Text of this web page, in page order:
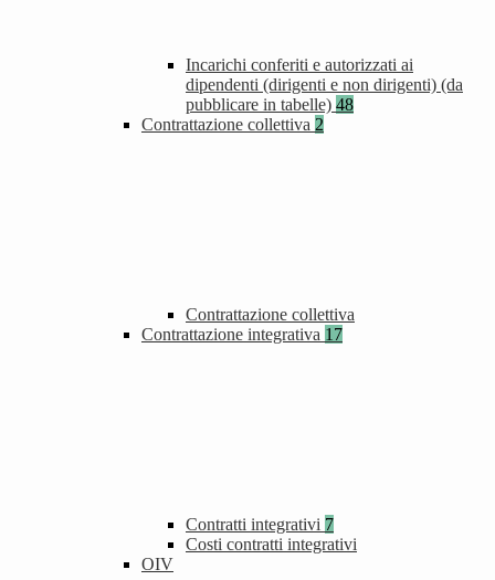
Incarichi conferiti e autorizzati ai
dipendenti (dirigenti e non dirigenti) (da
pubblicare in tabelle) 48
Contrattazione collettiva 2
Contrattazione collettiva
Contrattazione integrativa 17
Contratti integrativi 7
Costi contratti integrativi
OIV